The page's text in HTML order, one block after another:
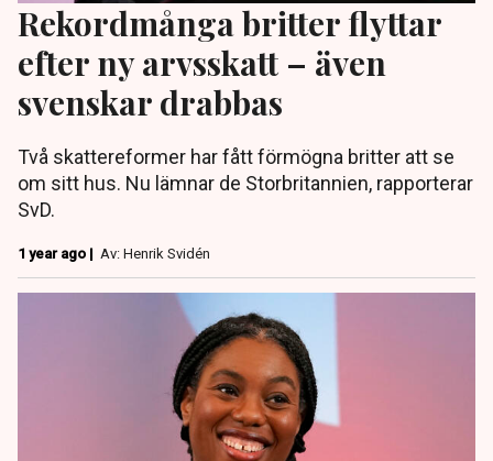
Rekordmånga britter flyttar
efter ny arvsskatt – även
svenskar drabbas
Två skattereformer har fått förmögna britter att se
om sitt hus. Nu lämnar de Storbritannien, rapporterar
SvD.
1 year ago | Av: Henrik Svidén